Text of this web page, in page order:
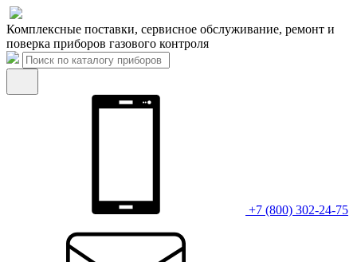
Комплексные поставки, сервисное обслуживание, ремонт и
поверка приборов газового контроля
+7 (800) 302-24-75